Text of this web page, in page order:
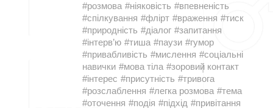
#розмова #ніяковість #впевненість
#спілкування #флірт #враження #тиск
#природність #діалог #запитання
#інтерв’ю #тиша #паузи #гумор
#привабливість #мислення #соціальні
навички #мова тіла #зоровий контакт
#інтерес #присутність #тривога
#розслаблення #легка розмова #тема
#оточення #подія #підхід #привітання